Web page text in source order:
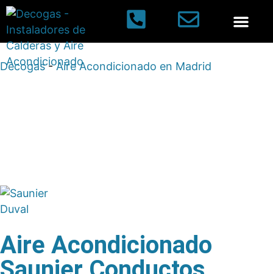
Decogas-Aire Acondicionado en Madrid
Aire Acondicionado